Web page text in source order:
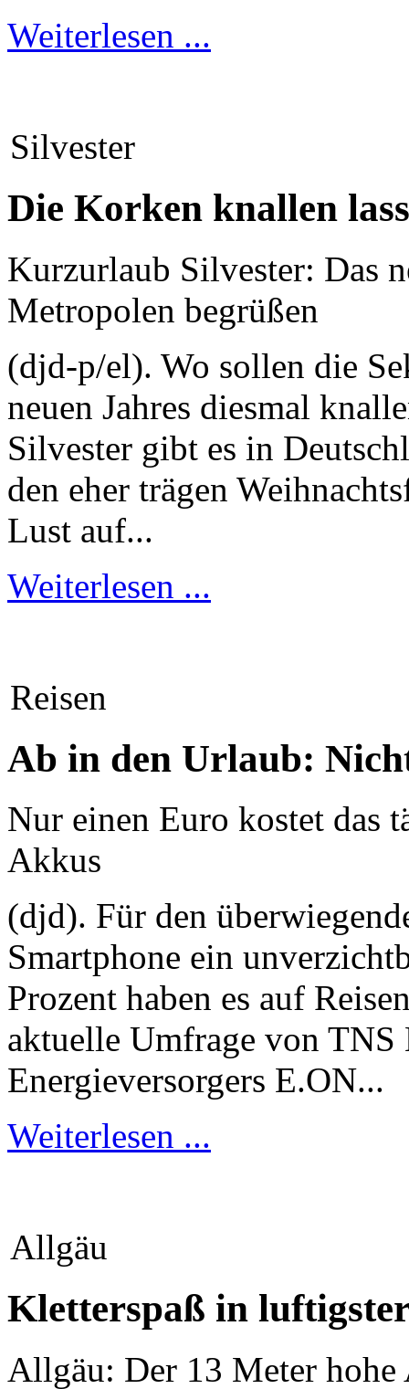
Weiterlesen ...
Silvester
Die Korken knallen
Kurzurlaub Silvester: Das
Metropolen begrüßen
(djd-p/el). Wo sollen die
neuen Jahres diesmal
Silvester gibt es in
den eher trägen
Lust auf...
Weiterlesen ...
Reisen
Ab in den Urlaub:
Nur einen Euro kostet das
Akkus
(djd). Für den
Smartphone ein
Prozent haben es auf
aktuelle Umfrage von
Energieversorgers E.ON...
Weiterlesen ...
Allgäu
Kletterspaß in
Allgäu: Der 13 Meter